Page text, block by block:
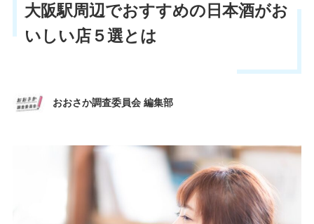
大阪駅周辺でおすすめの日本酒がお
いしい店５選とは
おおさか調査委員会 編集部